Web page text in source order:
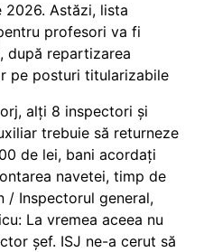
2026. Astăzi, lista
profesori va fi
după repartizarea
pe posturi titularizabile
alți 8 inspectori și
trebuie să returneze
de lei, bani acordați
navetei, timp de
/ Inspectorul general,
La vremea aceea nu
șef. ISJ ne-a cerut să